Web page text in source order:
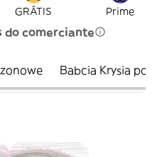
GRÁTIS Prime
do comerciante
Babcia Krysia